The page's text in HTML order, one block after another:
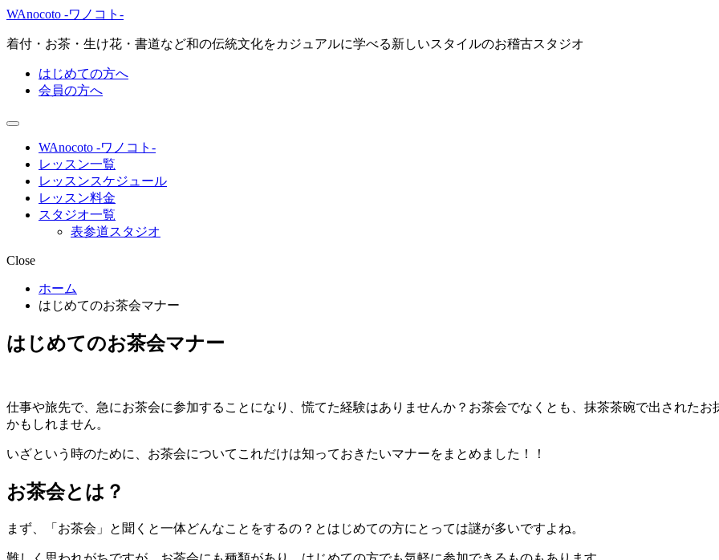
WAnocoto -ワノコト-
着付・お茶・生け花・書道など和の伝統文化をカジュアルに学べる新しいスタイルのお稽古スタジオ
はじめての方へ
会員の方へ
WAnocoto -ワノコト-
レッスン一覧
レッスンスケジュール
レッスン料金
スタジオ一覧
表参道スタジオ
Close
ホーム
はじめてのお茶会マナー
はじめてのお茶会マナー
仕事や旅先で、急にお茶会に参加することになり、慌てた経験はありませんか？お茶会でなくとも、抹茶茶碗で出された
かもしれません。
いざという時のために、お茶会についてこれだけは知っておきたいマナーをまとめました！！
お茶会とは？
まず、「お茶会」と聞くと一体どんなことをするの？とはじめての方にとっては謎が多いですよね。